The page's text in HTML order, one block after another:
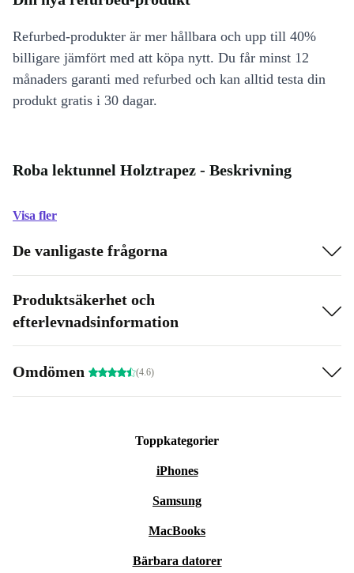
Refurbed-produkter är mer hållbara och upp till 40%
billigare jämfört med att köpa nytt. Du får minst 12
månaders garanti med refurbed och kan alltid testa din
produkt gratis i 30 dagar.
Roba lektunnel Holztrapez - Beskrivning
Visa fler
De vanligaste frågorna
Produktsäkerhet och
efterlevnadsinformation
Omdömen (4.6)
Toppkategorier
iPhones
Samsung
MacBooks
Bärbara datorer